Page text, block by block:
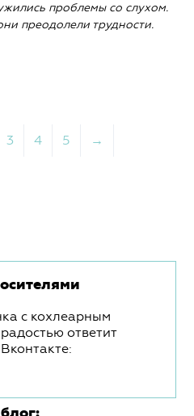
проблемы со слухом.
преодолели трудности.
3 4 5 →
с кохлеарным
ответит